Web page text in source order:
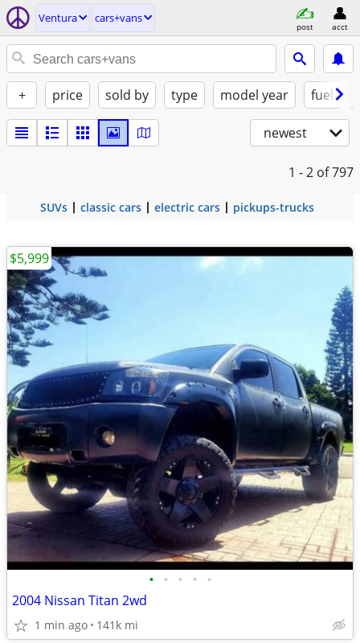
Ventura cars+vans
post acct
+ price sold by type model year fuel
newest
1 - 2 of 797
SUVs classic cars electric cars pickups-trucks
• • • • •
2004 Nissan Titan 2wd
1 min ago 141k mi
$5,999